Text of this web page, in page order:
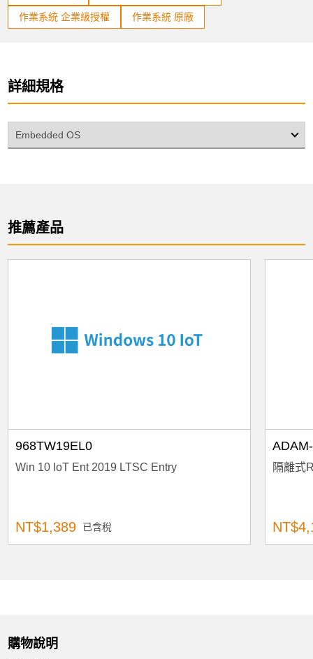
作業系統 企業級授權 作業系統 原廠
詳細規格
Embedded OS
推薦產品
968TW19EL0
Win 10 IoT Ent 2019 LTSC Entry
NT$1,389 已含稅
隔離式
購物說明